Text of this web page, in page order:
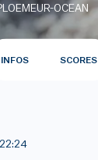
OCEAN
INFOS SCORES